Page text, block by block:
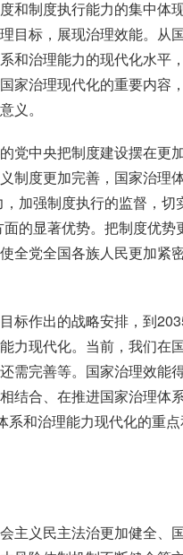
和制度执行能力的集中体
目标，展现治理效能。从
和治理能力的现代化水平
家治理现代化的重要内容
义。
党中央把制度建设摆在更
制度更加完善，国家治理
加强制度执行的监督，
的显著优势。把制度优
全党全国各族人民更加紧
标作出的战略安排，到
力现代化。当前，我们在
需完善等。国家治理效能
结合、在推进国家治理体
系和治理能力现代化的重
主义民主法治更加健全、